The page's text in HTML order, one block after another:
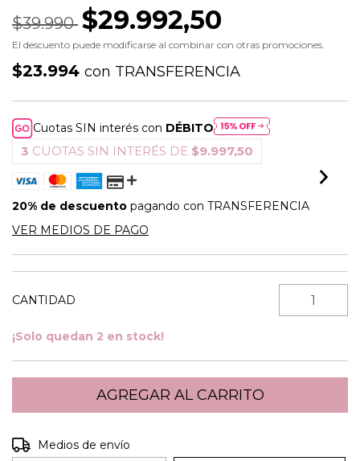
$39.990 $29.992,50
El descuento puede modificarse al combinar con otras promociones.
$23.994 con TRANSFERENCIA
Cuotas SIN interés con DÉBITO
3 CUOTAS SIN INTERÉS DE $9.997,50
20% de descuento pagando con TRANSFERENCIA
VER MEDIOS DE PAGO
CANTIDAD
¡Solo quedan 2 en stock!
Entregas para el CP:
Medios de envío